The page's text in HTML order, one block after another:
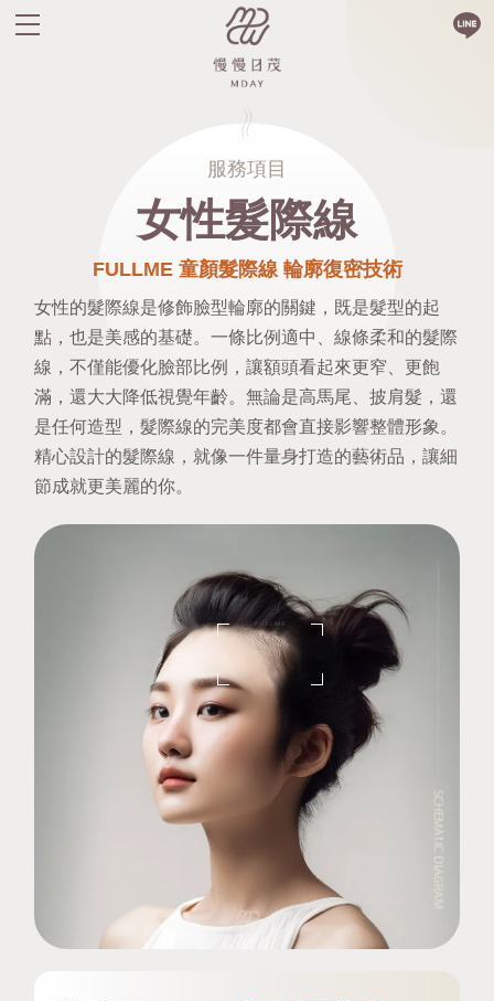
服務項目
女性髮際線
FULLME 童顏髮際線 輪廓復密技術
女性的髮際線是修飾臉型輪廓的關鍵，既是髮型的起
點，也是美感的基礎。一條比例適中、線條柔和的髮際
線，不僅能優化臉部比例，讓額頭看起來更窄、更飽
滿，還大大降低視覺年齡。無論是高馬尾、披肩髮，還
是任何造型，髮際線的完美度都會直接影響整體形象。
精心設計的髮際線，就像一件量身打造的藝術品，讓細
節成就更美麗的你。